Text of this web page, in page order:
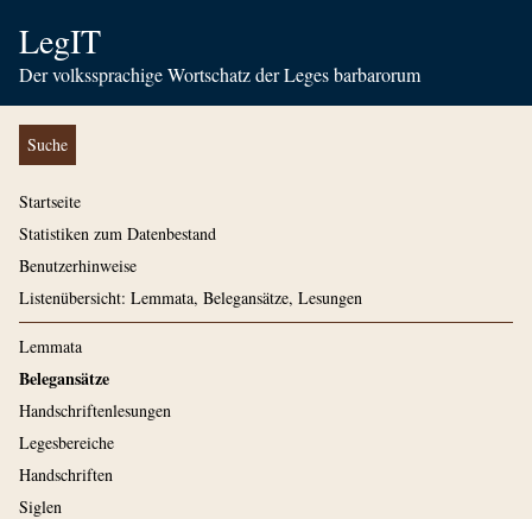
LegIT
Der volkssprachige Wortschatz der Leges barbarorum
Suche
Startseite
Statistiken zum Datenbestand
Benutzerhinweise
Listenübersicht: Lemmata, Belegansätze, Lesungen
Lemmata
Belegansätze
Handschriftenlesungen
Legesbereiche
Handschriften
Siglen